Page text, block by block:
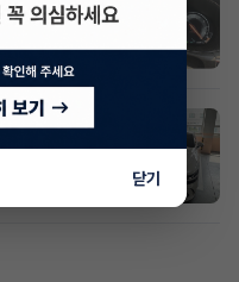
옵션 페이스
닫기